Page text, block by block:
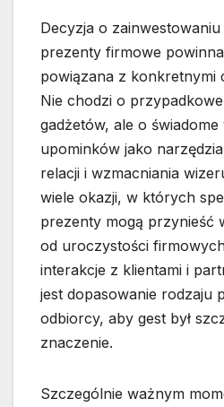
Decyzja o
prezenty firmowe
powiązana z konkretnymi
Nie chodzi o
gadżetów, ale o
upominków jako
relacji i wzmacniania
wiele okazji, w których
prezenty mogą przynieść
od uroczystości
interakcje z klientami i
jest dopasowanie rodzaju
odbiorcy, aby gest był
znaczenie.
Szczególnie ważnym